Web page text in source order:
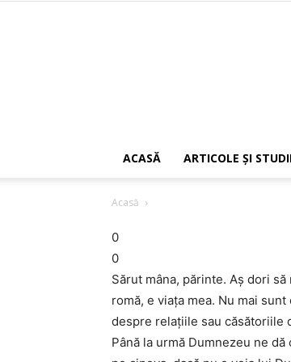
ACASĂ ARTICOLE ŞI
Acasă
0
0
Sărut mâna, părinte. Aş dori
romă, e viaţa mea. Nu mai
despre relaţiile sau căsătoriile
Până la urmă Dumnezeu ne